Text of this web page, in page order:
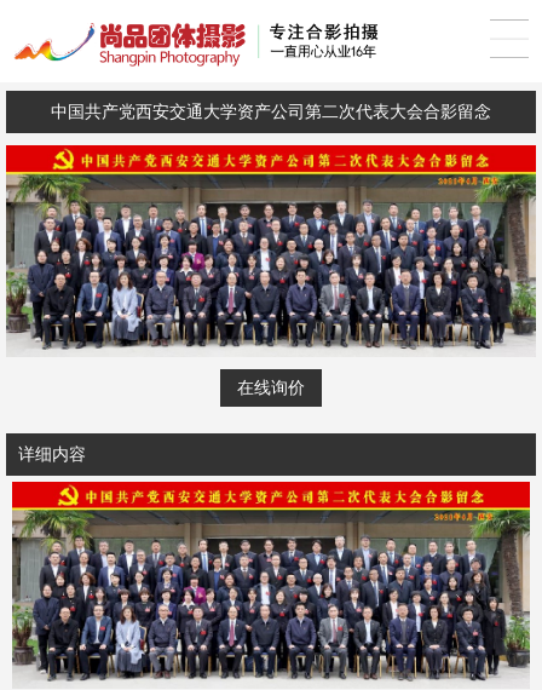
中国共产党西安交通大学资产公司第二次代表大会合影留念
在线询价
详细内容